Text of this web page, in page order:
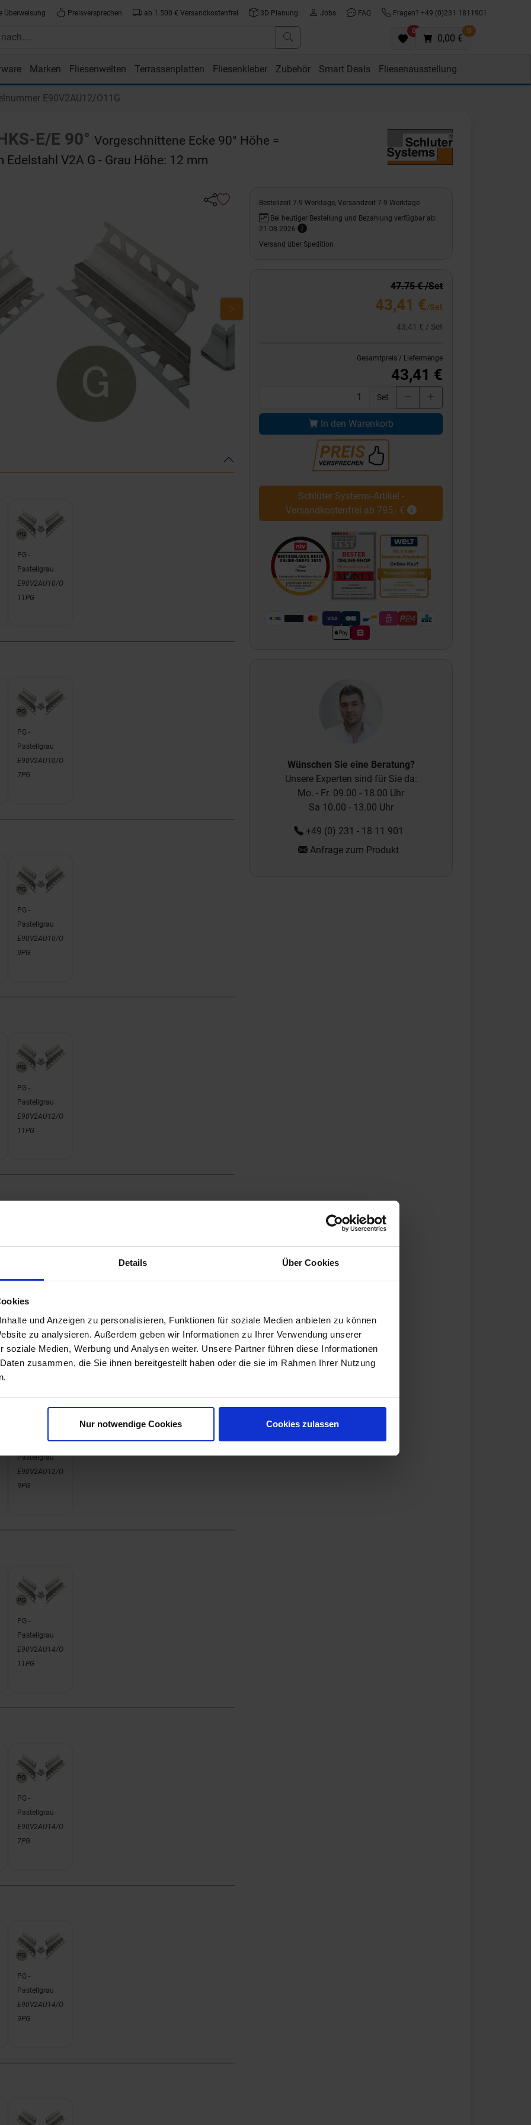
Details Über Cookies
und Anzeigen zu personalisieren, Funktionen für soziale Medien anbieten zu können
zu analysieren. Außerdem geben wir Informationen zu Ihrer Verwendung unserer
soziale Medien, Werbung und Analysen weiter. Unsere Partner führen diese Informationen
zusammen, die Sie ihnen bereitgestellt haben oder die sie im Rahmen Ihrer Nutzung
Nur notwendige Cookies Cookies zulassen
Überweisung Preisversprechen ab 1.500 € Versandkostenfrei 3D Planung Jobs FAQ Fragen? +49 (0)231 1811901
0 0
0,00 €
Marken Fliesenwelten Terrassenplatten Fliesenkleber Zubehör Smart Deals Fliesenausstellung
E90V2AU12/O11G
E/E 90° Vorgeschnittene Ecke 90° Höhe =
V2A G - Grau Höhe: 12 mm
PG -
Pastellgrau
E90V2AU10/O
11PG
PG -
Pastellgrau
E90V2AU10/O
7PG
PG -
Pastellgrau
E90V2AU10/O
9PG
PG -
Pastellgrau
E90V2AU12/O
11PG
Pastellgrau
Pastellgrau
E90V2AU12/O
9PG
PG -
Pastellgrau
E90V2AU14/O
11PG
PG -
Pastellgrau
E90V2AU14/O
7PG
PG -
Pastellgrau
E90V2AU14/O
9PG
Bestellzeit 7-9 Werktage, Versandzeit 7-9 Werktage
Bei heutiger Bestellung und Bezahlung verfügbar ab:
21.08.2026
Versand über Spedition
47.75 € /Set
43,41 €/Set
43,41 € / Set
Gesamtpreis / Liefermenge
43,41 €
Set
In den Warenkorb
Schlüter Systems-Artikel -
Versandkostenfrei ab 795,- €
Wünschen Sie eine Beratung?
Unsere Experten sind für Sie da:
Mo. - Fr. 09.00 - 18.00 Uhr
Sa 10.00 - 13.00 Uhr
+49 (0) 231 - 18 11 901
Anfrage zum Produkt